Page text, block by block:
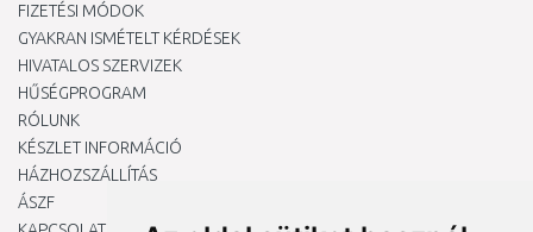
FIZETÉSI MÓDOK
GYAKRAN ISMÉTELT KÉRDÉSEK
HIVATALOS SZERVIZEK
HŰSÉGPROGRAM
RÓLUNK
KÉSZLET INFORMÁCIÓ
HÁZHOZSZÁLLÍTÁS
ÁSZF